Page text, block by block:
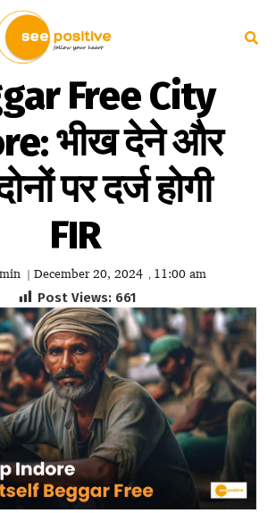
Free City
भीख देने और
पर दर्ज होगी
FIR
| December 20, 2024 , 11:00 am
Post Views: 661